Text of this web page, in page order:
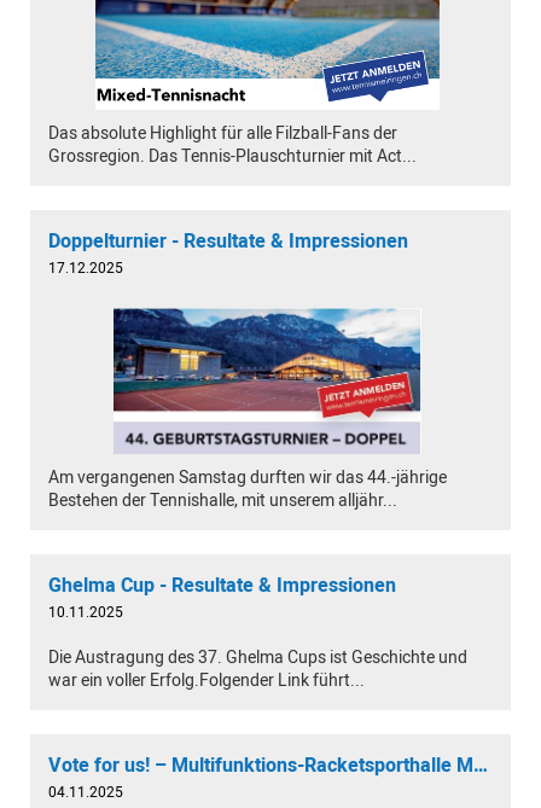
Das absolute Highlight für alle Filzball-Fans der
Grossregion. Das Tennis-Plauschturnier mit Act...
Doppelturnier - Resultate & Impressionen
17.12.2025
Am vergangenen Samstag durften wir das 44.-jährige
Bestehen der Tennishalle, mit unserem alljähr...
Ghelma Cup - Resultate & Impressionen
10.11.2025
Die Austragung des 37. Ghelma Cups ist Geschichte und
war ein voller Erfolg.Folgender Link führt...
Vote for us! – Multifunktions-Racketsporthalle Meiringen beim Regionalpreis Haslital-Brienz
04.11.2025